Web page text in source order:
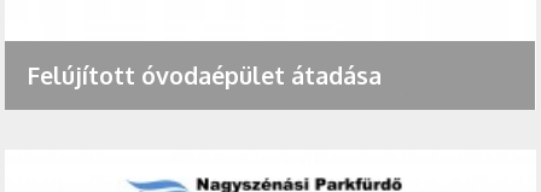
Felújított óvodaépület átadása